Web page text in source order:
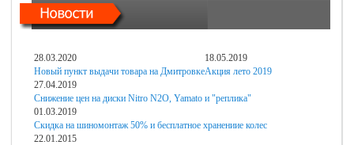
28.03.2020
Новый пункт выдачи товара на Дмитровке
18.05.2019
Акция лето 2019
27.04.2019
Снижение цен на диски Nitro N2O, Yamato и "реплика"
01.03.2019
Скидка на шиномонтаж 50% и бесплатное хранениие колес
22.01.2015